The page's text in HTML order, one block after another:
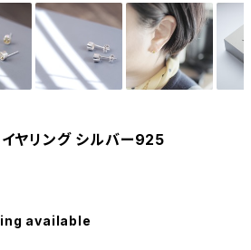
ヤリング シルバー925
available